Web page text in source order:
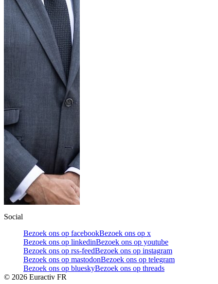
Social
Bezoek ons op facebookBezoek ons op x
Bezoek ons op linkedinBezoek ons op youtube
Bezoek ons op rss-feedBezoek ons op instagram
Bezoek ons op mastodonBezoek ons op telegram
Bezoek ons op blueskyBezoek ons op threads
© 2026 Euractiv FR